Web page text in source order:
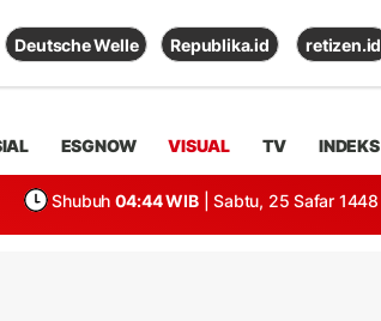
Deutsche Welle Republika.id retizen.id
ESGNOW VISUAL TV INDEKS
Shubuh 04:44 WIB | Sabtu, 25 Safar 1448